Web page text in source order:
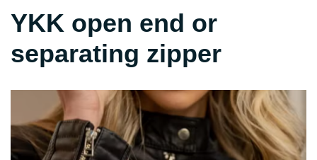
YKK open end or
separating zipper